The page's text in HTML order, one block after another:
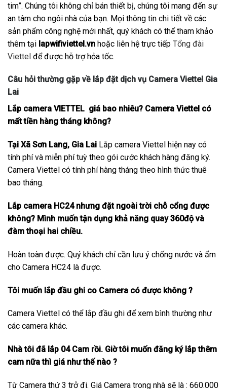
tim”. Chúng tôi không chỉ bán thiết bị, chúng tôi mang đến sự
an tâm cho ngôi nhà của bạn. Mọi thông tin chi tiết về các
sản phẩm công nghệ mới nhất, quý khách có thể tham khảo
thêm tại lapwifiviettel.vn hoặc liên hệ trực tiếp Tổng đài
Viettel để được hỗ trợ hỏa tốc.
Câu hỏi thường gặp về lắp đặt dịch vụ Camera Viettel Gia
Lai
Lắp camera VIETTEL giá bao nhiêu? Camera Viettel có
mất tiền hàng tháng không?
Tại Xã Sơn Lang, Gia Lai Lắp camera Viettel hiện nay có
tính phí và miễn phí tuỳ theo gói cước khách hàng đăng ký.
Camera Viettel có tính phí hàng tháng theo hình thức thuê
bao tháng.
Lắp camera HC24 nhưng đặt ngoài trời chỗ cổng được
không? Mình muốn tận dụng khả năng quay 360độ và
đàm thoại hai chiều.
Hoàn toàn được. Quý khách chỉ cần lưu ý chống nước và ẩm
cho Camera HC24 là được.
Tôi muốn lắp đầu ghi co Camera có được không ?
Camera Viettel có thể lắp đầu ghi để xem bình thường như
các camera khác.
Nhà tôi đã lắp 04 Cam rồi. Giờ tôi muốn đăng ký lắp thêm
cam nữa thì giá như thế nào ?
Từ Camera thứ 3 trở đi. Giá Camera trong nhà sẽ là : 660.000